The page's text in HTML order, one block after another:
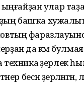
ыңғайҙан улар
башҡа
да кәм
әҙерлек
әҙерләнгән,